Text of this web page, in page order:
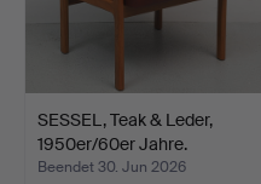
SESSEL, Teak & Leder,
1950er/60er Jahre.
Beendet 30. Jun 2026